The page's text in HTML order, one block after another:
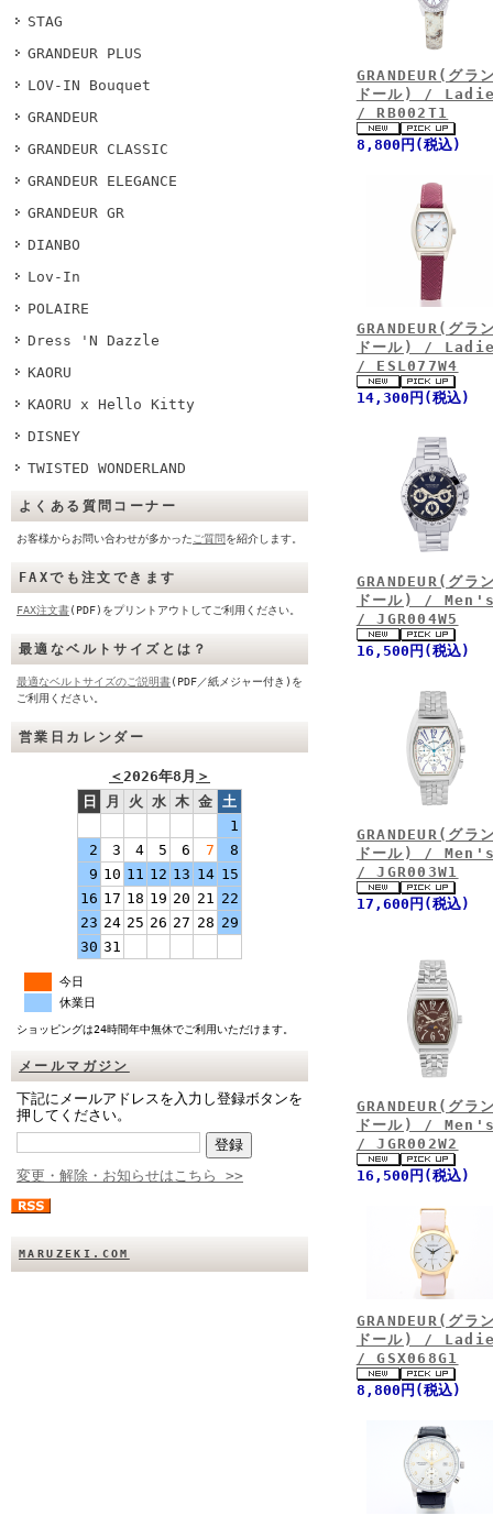
STAG
GRANDEUR PLUS
LOV-IN Bouquet
GRANDEUR
GRANDEUR CLASSIC
GRANDEUR ELEGANCE
GRANDEUR GR
DIANBO
Lov-In
POLAIRE
Dress 'N Dazzle
KAORU
KAORU x Hello Kitty
DISNEY
TWISTED WONDERLAND
よくある質問コーナー
お客様からお問い合わせが多かった ご質問を紹介します。
FAXでも注文できます
FAX注文書(PDF)をプリントアウトしてご利用ください。
最適なベルトサイズとは？
最適なベルトサイズのご説明書(PDF／紙メジャー付き)を
ご利用ください。
営業日カレンダー
＜2026年8月 ＞
日
月 火 水 木 金 土
1
2
3 4 5 6 7
8
9 10 11 12 13 14 15
16 17 18 19 20 21 22
23 24 25 26 27 28 29
30 31
今日
休業日
ショッピングは24時間年中無休でご利用いただけます。
メールマガジン
下記にメールアドレスを入力し登録ボタンを
押してください。
変更・解除・お知らせはこちら >>
MARUZEKI.COM
GRANDEUR(グラ
ドール) /
/ RB002T1
8,800円(税込)
GRANDEUR(グラ
ドール) /
/ ESL077W4
14,300円(税込)
GRANDEUR(グラ
ドール) /
/ JGR004W5
16,500円(税込)
GRANDEUR(グラ
ドール) /
/ JGR003W1
17,600円(税込)
GRANDEUR(グラ
ドール) /
/ JGR002W2
16,500円(税込)
GRANDEUR(グラ
ドール) /
/ GSX068G1
8,800円(税込)